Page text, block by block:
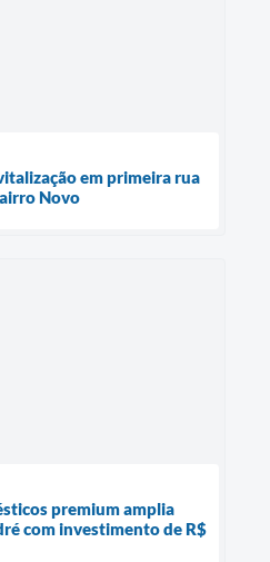
em primeira rua
Novo
premium amplia
com investimento de R$